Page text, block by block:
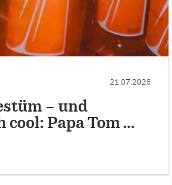
21.07.2026
– und
cool: Papa Tom …